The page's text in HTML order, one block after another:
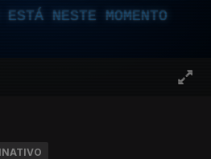
ESTÁ NESTE MOMENTO